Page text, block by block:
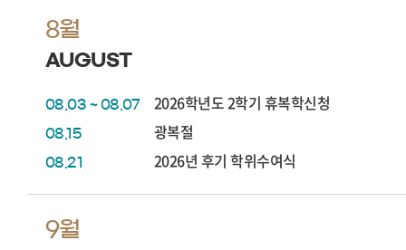
8월
AUGUST
08.03 ~ 08.07 2026학년도 2학기 휴복학신청
08.15 광복절
08.21 2026년 후기 학위수여식
9월